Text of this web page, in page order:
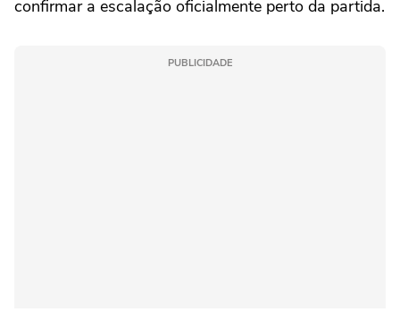
confirmar a escalação oficialmente perto da partida.
PUBLICIDADE